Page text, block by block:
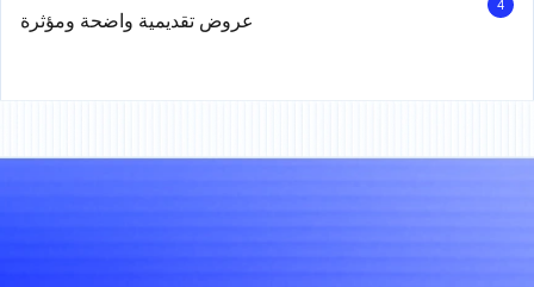
4
عروض تقديمية واضحة ومؤثرة